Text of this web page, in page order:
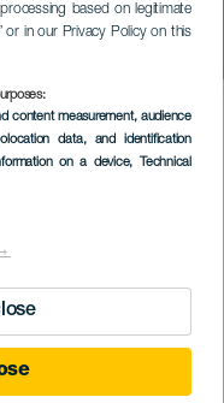
based on legitimate
or in our Privacy Policy on this
content measurement, audience
data, and identification
on a device, Technical